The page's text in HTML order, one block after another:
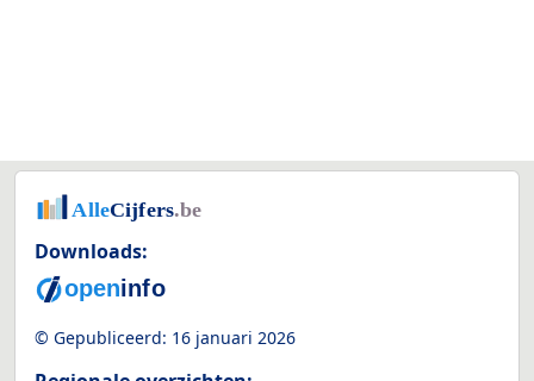
Downloads:
© Gepubliceerd: 16 januari 2026